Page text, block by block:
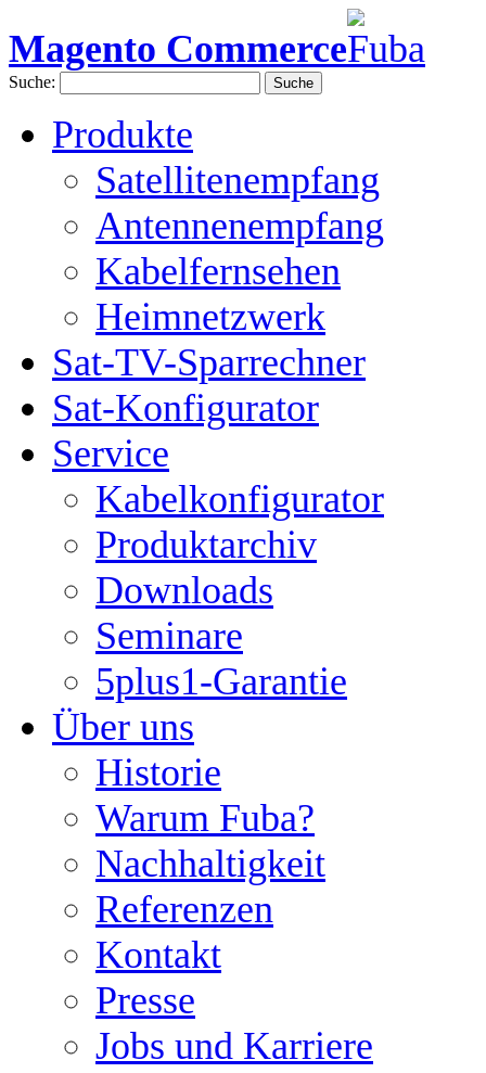
Magento Commerce
Suche: Suche
Produkte
Satellitenempfang
Antennenempfang
Kabelfernsehen
Heimnetzwerk
Sat-TV-Sparrechner
Sat-Konfigurator
Service
Kabelkonfigurator
Produktarchiv
Downloads
Seminare
5plus1-Garantie
Über uns
Historie
Warum Fuba?
Nachhaltigkeit
Referenzen
Kontakt
Presse
Jobs und Karriere